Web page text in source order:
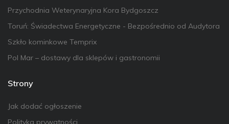
Przychodnia Weterynaryjna Kora Bydgoszcz
Toruń: Świadectwa Energetyczne - Bezpośrednio od Audytora
Szkło kominkowe Temprix
Pol Mar – dostawy dla sklepów i gastronomii
Strony
Jak dodać ogłoszenie